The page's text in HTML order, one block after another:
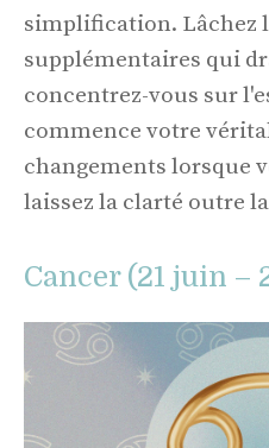
simplification. Lâchez
supplémentaires qui
concentrez-vous sur
commence votre
changements lorsque
laissez la clarté outre
Cancer (21 juin –